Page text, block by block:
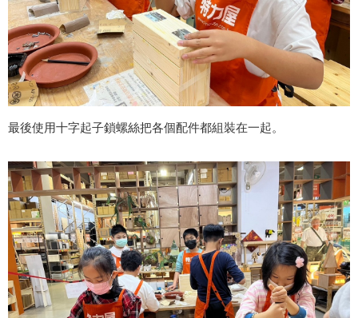
最後使用十字起子鎖螺絲把各個配件都組裝在一起。